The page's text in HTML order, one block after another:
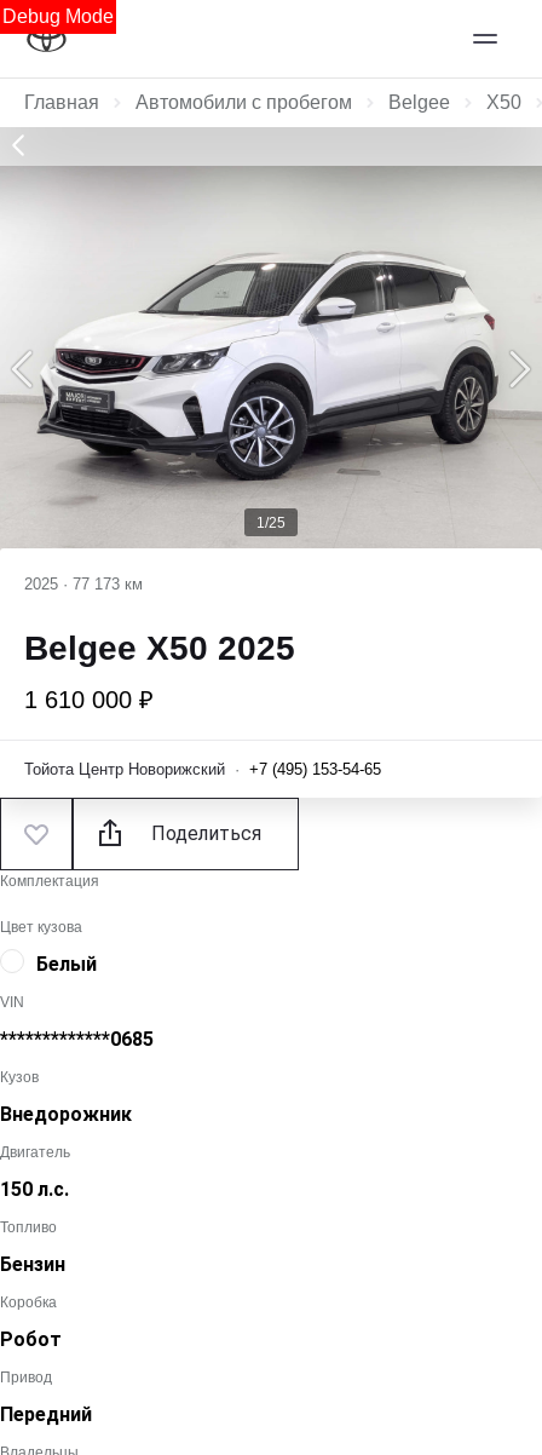
Debug Mode
Главная Автомобили с пробегом Belgee X50
1/25
2025 · 77 173 км
Belgee X50 2025
1 610 000 ₽
Тойота Центр Новорижский · +7 (495) 153-54-65
Поделиться
Комплектация
Цвет кузова
Белый
VIN
*************0685
Кузов
Внедорожник
Двигатель
150 л.с.
Топливо
Бензин
Коробка
Робот
Привод
Передний